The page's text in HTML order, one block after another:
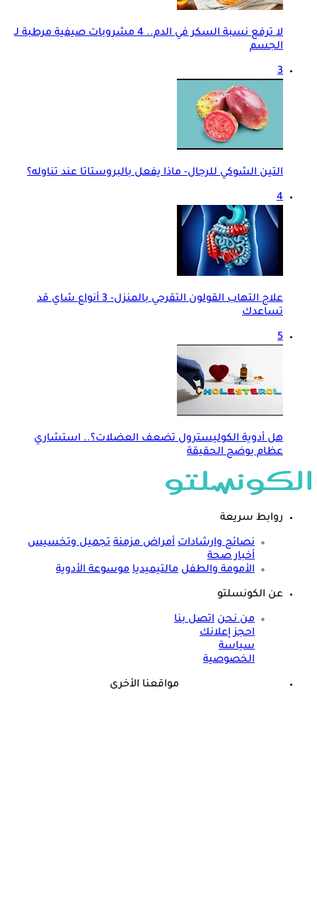
لا ترفع نسبة السكر في الدم.. 4 مشروبات صيفية مرطبة لـ
الجسم
3
التين الشوكي للرجال- ماذا يفعل بالبروستاتا عند تناوله؟
4
علاج التهاب القولون التقرحي بالمنزل- 3 أنواع شاي قد
تساعدك
5
هل أدوية الكوليسترول تضعف العضلات؟.. استشاري
عظام يوضح الحقيقة
روابط سريعة
نصائح وارشادات أمراض مزمنة تجميل وتخسيس
أخبار صحة
الأمومة والطفل مالتيميديا موسوعة الأدوية
عن الكونسلتو
من نحن اتصل بنا
احجز إعلانك
سياسة
الخصوصية
مواقعنا الأخرى